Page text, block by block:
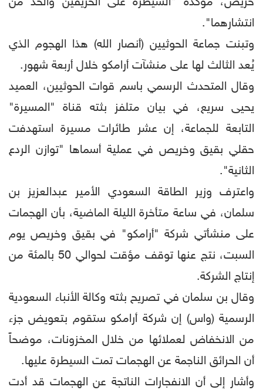
انتشارهما".
وتبنت جماعة الحوثيين (أنصار الله) هذا الهجوم الذي
يُعد الثالث لها على منشآت أرامكو خلال أربعة شهور.
وقال المتحدث الرسمي باسم قوات الحوثيين، العميد
يحيى سريع، في بيان متلفز بثته قناة "المسيرة"
التابعة للجماعة، إن عشر طائرات مسيرة استهدفت
حقلي بقيق وخريص في عملية أسماها "توازن الردع
الثانية".
واعترف وزير الطاقة السعودي الأمير عبدالعزيز بن
سلمان، في ساعة متأخرة الليلة الماضية، بأن الهجمات
على منشأتي شركة "أرامكو" في بقيق وخريص يوم
السبت، نتج عنها توقف مؤقت لحوالي 50 بالمئة من
إنتاج الشركة.
وقال بن سلمان في تصريح بثته وكالة الأنباء السعودية
الرسمية (واس) إن شركة أرامكو ستقوم بتعويض جزء
من الانخفاض لعملائها من خلال المخزونات، موضحاً
أن الحرائق الناجمة عن الهجمات تمت السيطرة عليها.
وأشار إلى أن الانفجارات الناتجة عن الهجمات قد أدت